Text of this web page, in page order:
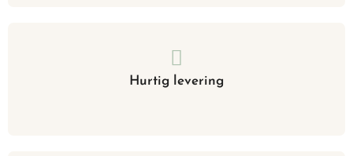
Hurtig levering